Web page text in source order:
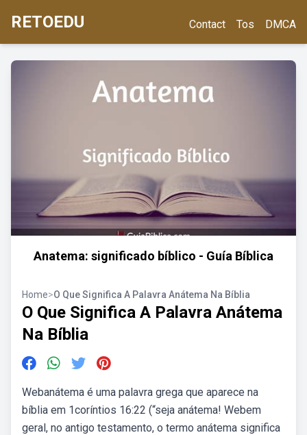
RETOEDU Contact Tos DMCA
Anatema: significado bíblico - Guía Bíblica
Home>O Que Significa A Palavra Anátema Na Bíblia
O Que Significa A Palavra Anátema
Na Bíblia
Webanátema é uma palavra grega que aparece na
bíblia em 1coríntios 16:22 (“seja anátema! Webem
geral, no antigo testamento, o termo anátema significa